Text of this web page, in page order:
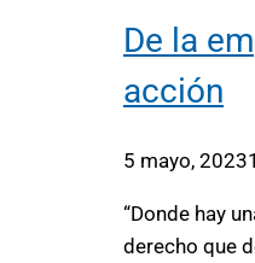
De la
acción
5 mayo, 2023
“Donde hay
derecho que